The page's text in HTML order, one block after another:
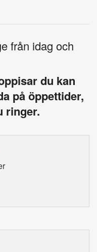
från idag och
du kan
på öppettider,
ringer.